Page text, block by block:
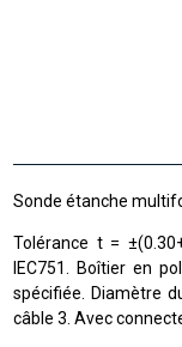
Sonde étanche
Tolérance t =
IEC751. Boîtier en
spécifiée. Diamètre
câble 3. Avec